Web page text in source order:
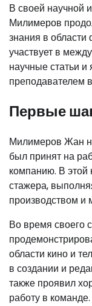
В своей научной
Милимеров
знания в
участвует в
научные статьи
преподавателем
Первые
Милимеров Жан
был принят на
компанию. В этой
стажера,
производством и
Во время своего
области кино и
в создании и
также проявил
работу в команде.